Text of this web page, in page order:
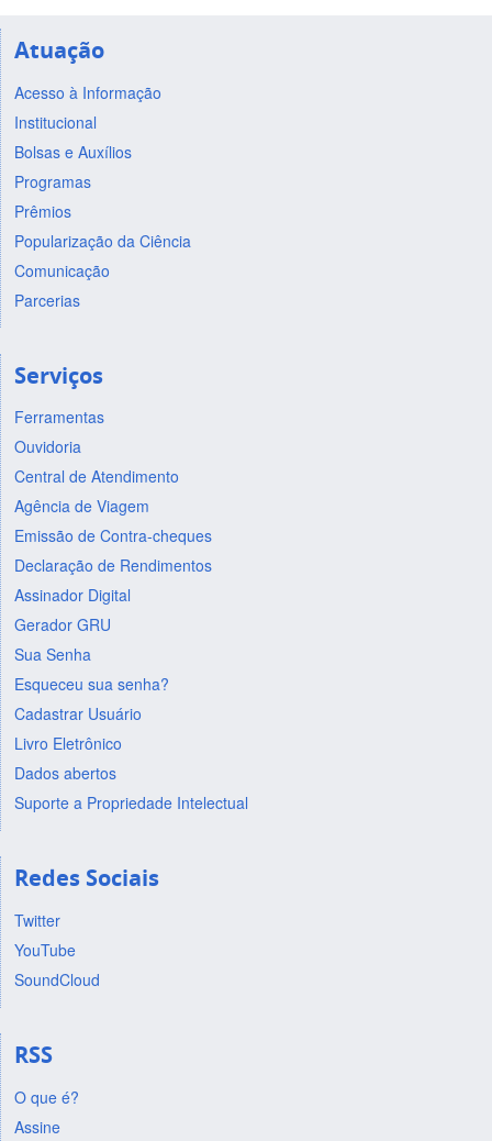
Atuação
Acesso à Informação
Institucional
Bolsas e Auxílios
Programas
Prêmios
Popularização da Ciência
Comunicação
Parcerias
Serviços
Ferramentas
Ouvidoria
Central de Atendimento
Agência de Viagem
Emissão de Contra-cheques
Declaração de Rendimentos
Assinador Digital
Gerador GRU
Sua Senha
Esqueceu sua senha?
Cadastrar Usuário
Livro Eletrônico
Dados abertos
Suporte a Propriedade Intelectual
Redes Sociais
Twitter
YouTube
SoundCloud
RSS
O que é?
Assine